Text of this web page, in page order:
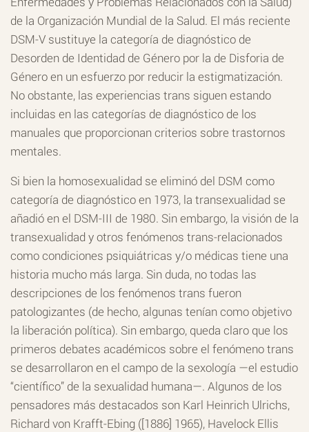
de la Organización Mundial de la Salud. El más reciente
DSM-V sustituye la categoría de diagnóstico de
Desorden de Identidad de Género por la de Disforia de
Género en un esfuerzo por reducir la estigmatización.
No obstante, las experiencias trans siguen estando
incluidas en las categorías de diagnóstico de los
manuales que proporcionan criterios sobre trastornos
mentales.
Si bien la homosexualidad se eliminó del DSM como
categoría de diagnóstico en 1973, la transexualidad se
añadió en el DSM-III de 1980. Sin embargo, la visión de la
transexualidad y otros fenómenos trans-relacionados
como condiciones psiquiátricas y/o médicas tiene una
historia mucho más larga. Sin duda, no todas las
descripciones de los fenómenos trans fueron
patologizantes (de hecho, algunas tenían como objetivo
la liberación política). Sin embargo, queda claro que los
primeros debates académicos sobre el fenómeno trans
se desarrollaron en el campo de la sexología —el estudio
“científico” de la sexualidad humana—. Algunos de los
pensadores más destacados son Karl Heinrich Ulrichs,
Richard von Krafft-Ebing ([1886] 1965), Havelock Ellis